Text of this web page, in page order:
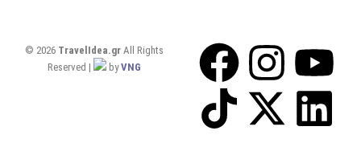
© 2026 TravelIdea.gr All Rights
Reserved |
byVNG